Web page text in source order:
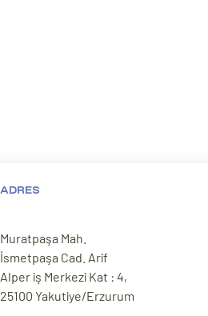
ADRES
Muratpaşa Mah.
İsmetpaşa Cad. Arif
Alper iş Merkezi Kat : 4,
25100 Yakutiye/Erzurum